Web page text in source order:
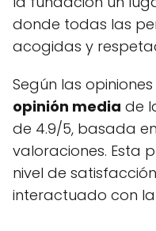
donde todas las
acogidas y
Según las
opinión media de
de 4.9/5, basada
valoraciones. Esta
nivel de
interactuado con